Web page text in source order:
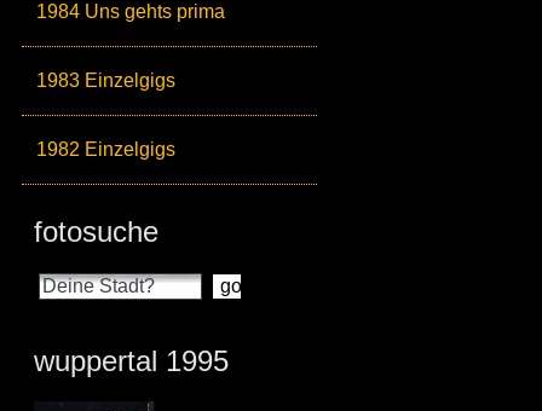
1984 Uns gehts prima
1983 Einzelgigs
1982 Einzelgigs
fotosuche
wuppertal 1995